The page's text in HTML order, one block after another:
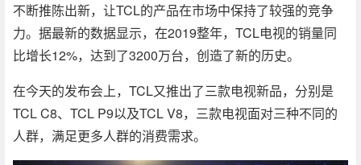
不断推陈出新，让TCL的产品在市场中保持了较强的竞争
力。据最新的数据显示，在2019整年，TCL电视的销量同
比增长12%，达到了3200万台，创造了新的历史。
在今天的发布会上，TCL又推出了三款电视新品，分别是
TCL C8、TCL P9以及TCL V8，三款电视面对三种不同的
人群，满足更多人群的消费需求。